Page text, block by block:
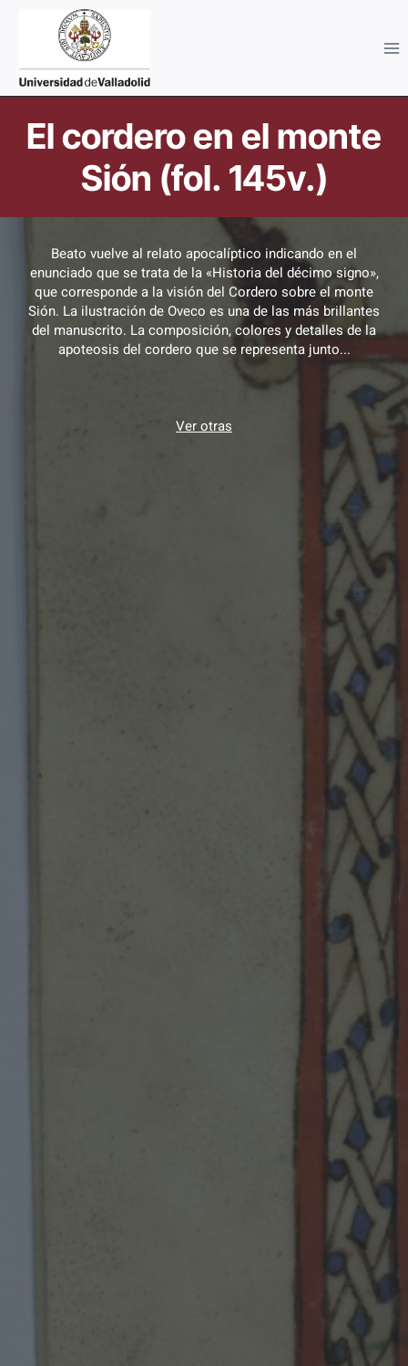
El cordero en el monte
Sión (fol. 145v.)
Beato vuelve al relato apocalíptico indicando en el
enunciado que se trata de la «Historia del décimo signo»,
que corresponde a la visión del Cordero sobre el monte
Sión. La ilustración de Oveco es una de las más brillantes
del manuscrito. La composición, colores y detalles de la
apoteosis del cordero que se representa junto...
Ver otras
Imagen